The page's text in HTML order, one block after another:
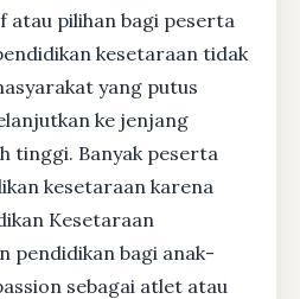
atau pilihan bagi peserta
kesetaraan tidak
yang putus
ke jenjang
tinggi. Banyak peserta
kesetaraan karena
Kesetaraan
pendidikan bagi anak-
sebagai atlet atau